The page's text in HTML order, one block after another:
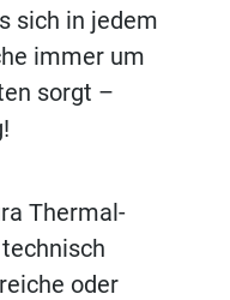
sich in jedem
immer um
sorgt –
Thermal-
oder